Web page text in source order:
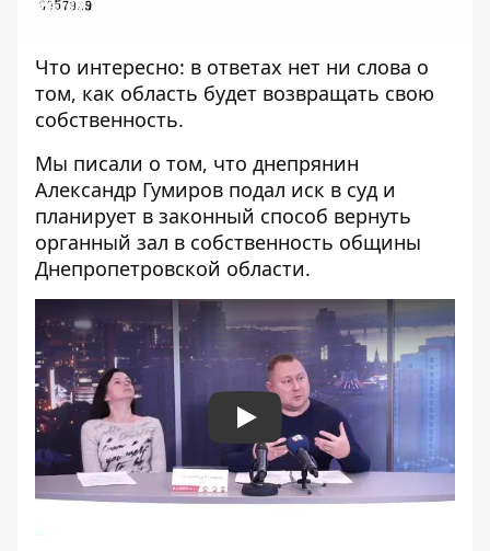
Что интересно: в ответах нет ни слова о
том, как область будет возвращать свою
собственность.
Мы писали о том, что днепрянин
Александр Гумиров подал иск в суд и
планирует в законный способ вернуть
органный зал в собственность общины
Днепропетровской области.
Play